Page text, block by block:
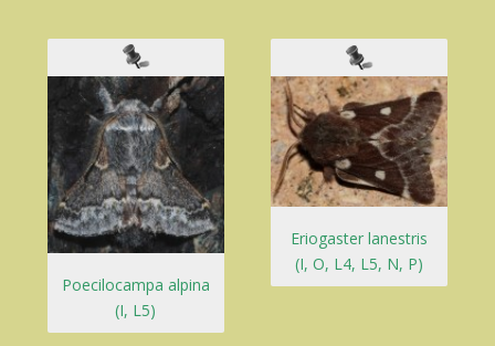
Poecilocampa alpina
(I, L5)
Eriogaster lanestris
(I, O, L4, L5, N, P)